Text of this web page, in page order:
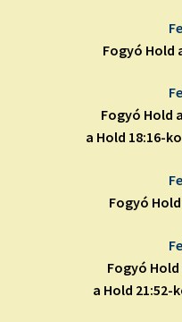
Fogyó Hold
Fogyó Hold
a Hold 18:16-
Fogyó
Fogyó Hold
a Hold 21:52-